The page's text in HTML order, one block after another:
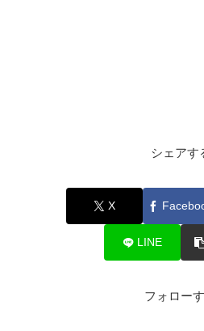
シェアす
X
LINE
フォロー